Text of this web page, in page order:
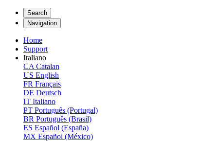
Search
Navigation
Home
Support
Italiano
CA Catalan
US English
FR Français
DE Deutsch
IT Italiano
PT Português (Portugal)
BR Português (Brasil)
ES Español (España)
MX Español (México)